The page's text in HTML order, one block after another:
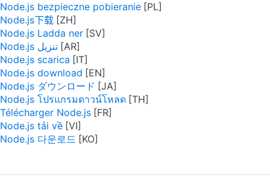
Node.js bezpieczne pobieranie
Node.js下载
Node.js Ladda ner
Node.js تنزيل
Node.js scarica
Node.js download
Node.js ダウンロード
Node.js โปรแกรมดาวน์โหลด
Télécharger Node.js
Node.js tải về
Node.js 다운로드